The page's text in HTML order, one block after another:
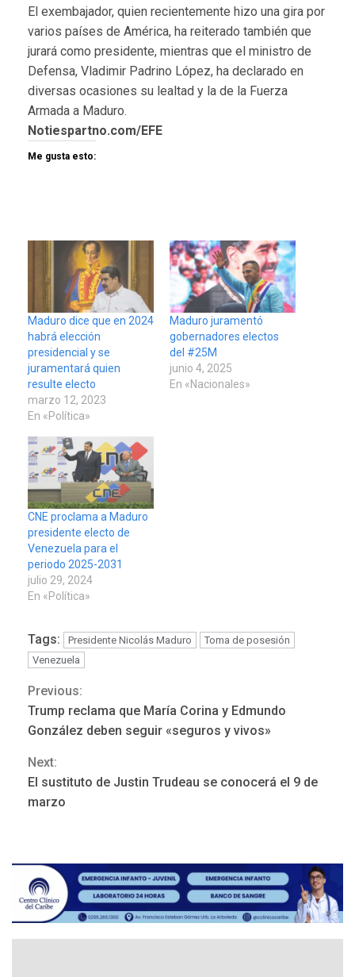
El exembajador, quien recientemente hizo una gira por
varios países de América, ha reiterado también que
jurará como presidente, mientras que el ministro de
Defensa, Vladimir Padrino López, ha declarado en
diversas ocasiones su lealtad y la de la Fuerza
Armada a Maduro.
Notiespartno.com/EFE
Me gusta esto:
Maduro dice que en 2024
habrá elección
presidencial y se
juramentará quien
resulte electo
marzo 12, 2023
En «Política»
Maduro juramentó
gobernadores electos
del #25M
junio 4, 2025
En «Nacionales»
CNE proclama a Maduro
presidente electo de
Venezuela para el
periodo 2025-2031
julio 29, 2024
En «Política»
Tags: Presidente Nicolás Maduro
Toma de posesión
Venezuela
Continue
Reading
Previous:
Trump reclama que María Corina y Edmundo
González deben seguir «seguros y vivos»
Next:
El sustituto de Justin Trudeau se conocerá el 9 de
marzo
POLÍTICA
TITULARES
INTERNACIONALES ÚLTIMA HORA
Hiroshima 81 años de la
debacle atómica. Japón